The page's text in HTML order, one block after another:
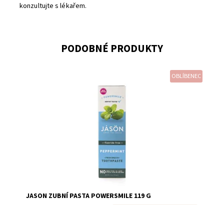
konzultujte s lékařem.
PODOBNÉ PRODUKTY
OBLÍBENEC
JASON ZUBNÍ PASTA POWERSMILE 119 G